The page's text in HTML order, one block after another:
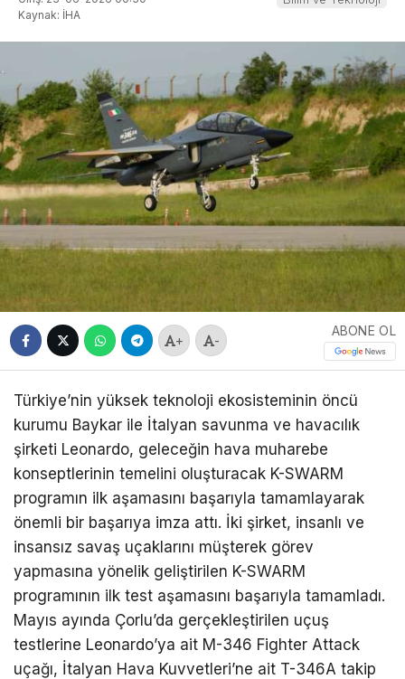
Kaynak: İHA
+ -
ABONE OL
Türkiye’nin yüksek teknoloji ekosisteminin öncü
kurumu Baykar ile İtalyan savunma ve havacılık
şirketi Leonardo, geleceğin hava muharebe
konseptlerinin temelini oluşturacak K-SWARM
programın ilk aşamasını başarıyla tamamlayarak
önemli bir başarıya imza attı. İki şirket, insanlı ve
insansız savaş uçaklarını müşterek görev
yapmasına yönelik geliştirilen K-SWARM
programının ilk test aşamasını başarıyla tamamladı.
Mayıs ayında Çorlu’da gerçekleştirilen uçuş
testlerine Leonardo’ya ait M-346 Fighter Attack
uçağı, İtalyan Hava Kuvvetleri’ne ait T-346A takip